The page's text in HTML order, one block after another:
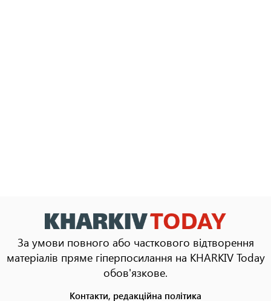
За умови повного або часткового відтворення
матеріалів пряме гіперпосилання на KHARKIV Today
обов'язкове.
Контакти, редакційна політика